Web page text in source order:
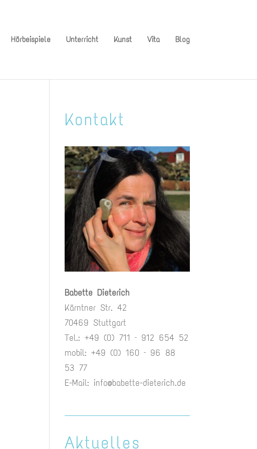
Hörbeispiele Unterricht Kunst Vita Blog
Kontakt
Babette Dieterich
Kärntner Str. 42
70469 Stuttgart
Tel.: +49 (0) 711 – 912 654 52
mobil: +49 (0) 160 – 96 88
53 77
E-Mail:info@babette-dieterich.de
Aktuelles